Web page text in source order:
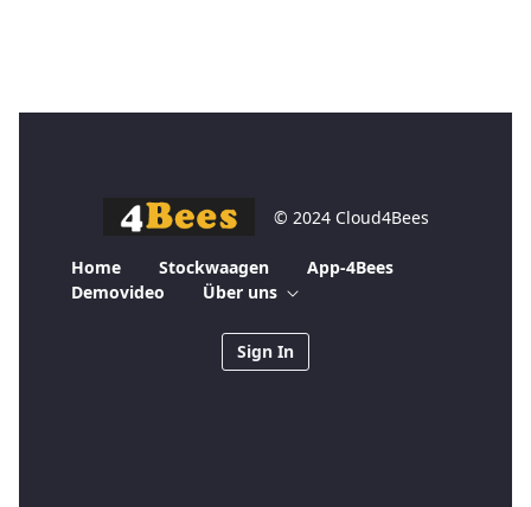
© 2024 Cloud4Bees
Home Stockwaagen
App-4Bees
Demovideo
Über uns
Sign In